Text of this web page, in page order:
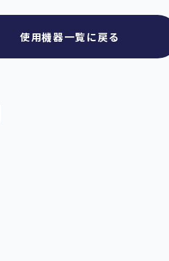
使用機器一覧に戻る